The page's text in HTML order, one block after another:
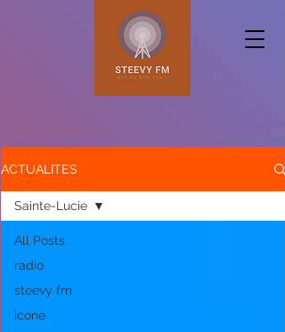
ACTUALITES
All Posts
radio
steevy fm
icone
Sainte-Lucie